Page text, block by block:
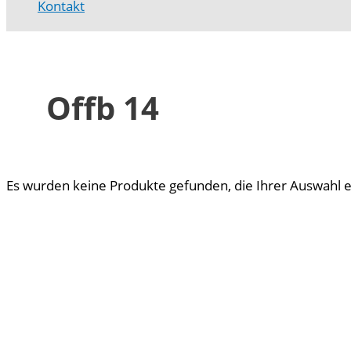
Kontakt
Offb 14
Es wurden keine Produkte gefunden, die Ihrer Auswahl